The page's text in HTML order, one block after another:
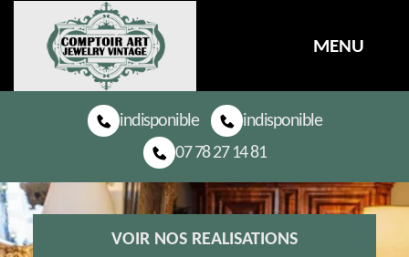
MENU
indisponible
indisponible
07 78 27 14 81
VOIR NOS REALISATIONS